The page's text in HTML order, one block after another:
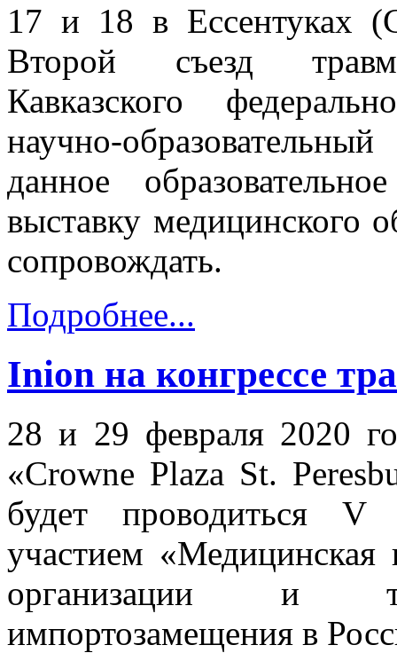
17 и 18 в Ессентуках
Второй съезд
Кавказского
научно-
данное
выставку медицинского
сопровождать.
Подробнее...
Inion на конгрессе
28 и 29 февраля 2020
«Crowne Plaza St.
будет проводиться V
участием
организации и
импортозамещения в